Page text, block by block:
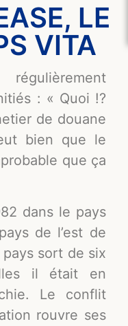
LE
VITA
: « Quoi !?
de douane
bien que le
que ça
dans le pays
de l’est de
pays sort de six
il était en
Le conflit
rouvre ses